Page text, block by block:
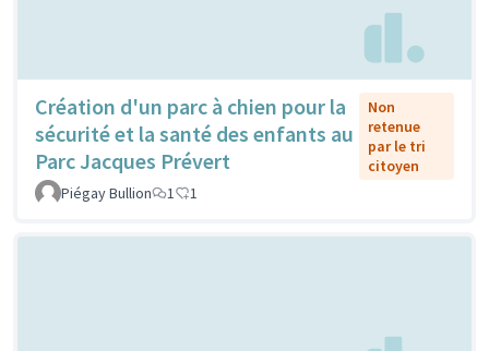
Création d'un parc à chien pour la
sécurité et la santé des enfants au
Parc Jacques Prévert
Non
retenue
par le tri
citoyen
Piégay Bullion
1 1